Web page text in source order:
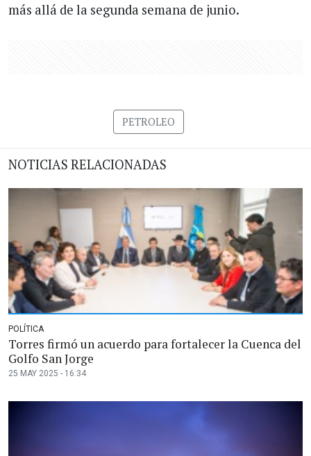
más allá de la segunda semana de junio.
PETROLEO
NOTICIAS RELACIONADAS
POLÍTICA
Torres firmó un acuerdo para fortalecer la Cuenca del
Golfo San Jorge
25 MAY 2025 - 16:34